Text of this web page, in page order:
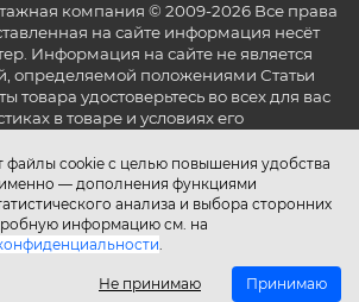
файлы cookie с целью повышения удобства
именно — дополнения функциями
анализа и выбора сторонних
информацию см. на
.
Не принимаю Принимаю
компания © 2009-2026 Все права
на сайте информация несёт
Информация на сайте не является
определяемой положениями Статьи
товара удостоверьтесь во всех для вас
в товаре и условиях его